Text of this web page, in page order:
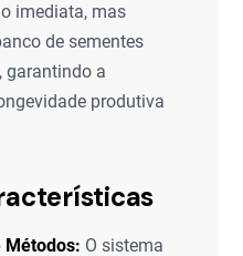
imediata, mas
de sementes
garantindo a
produtiva
Métodos: O sistema